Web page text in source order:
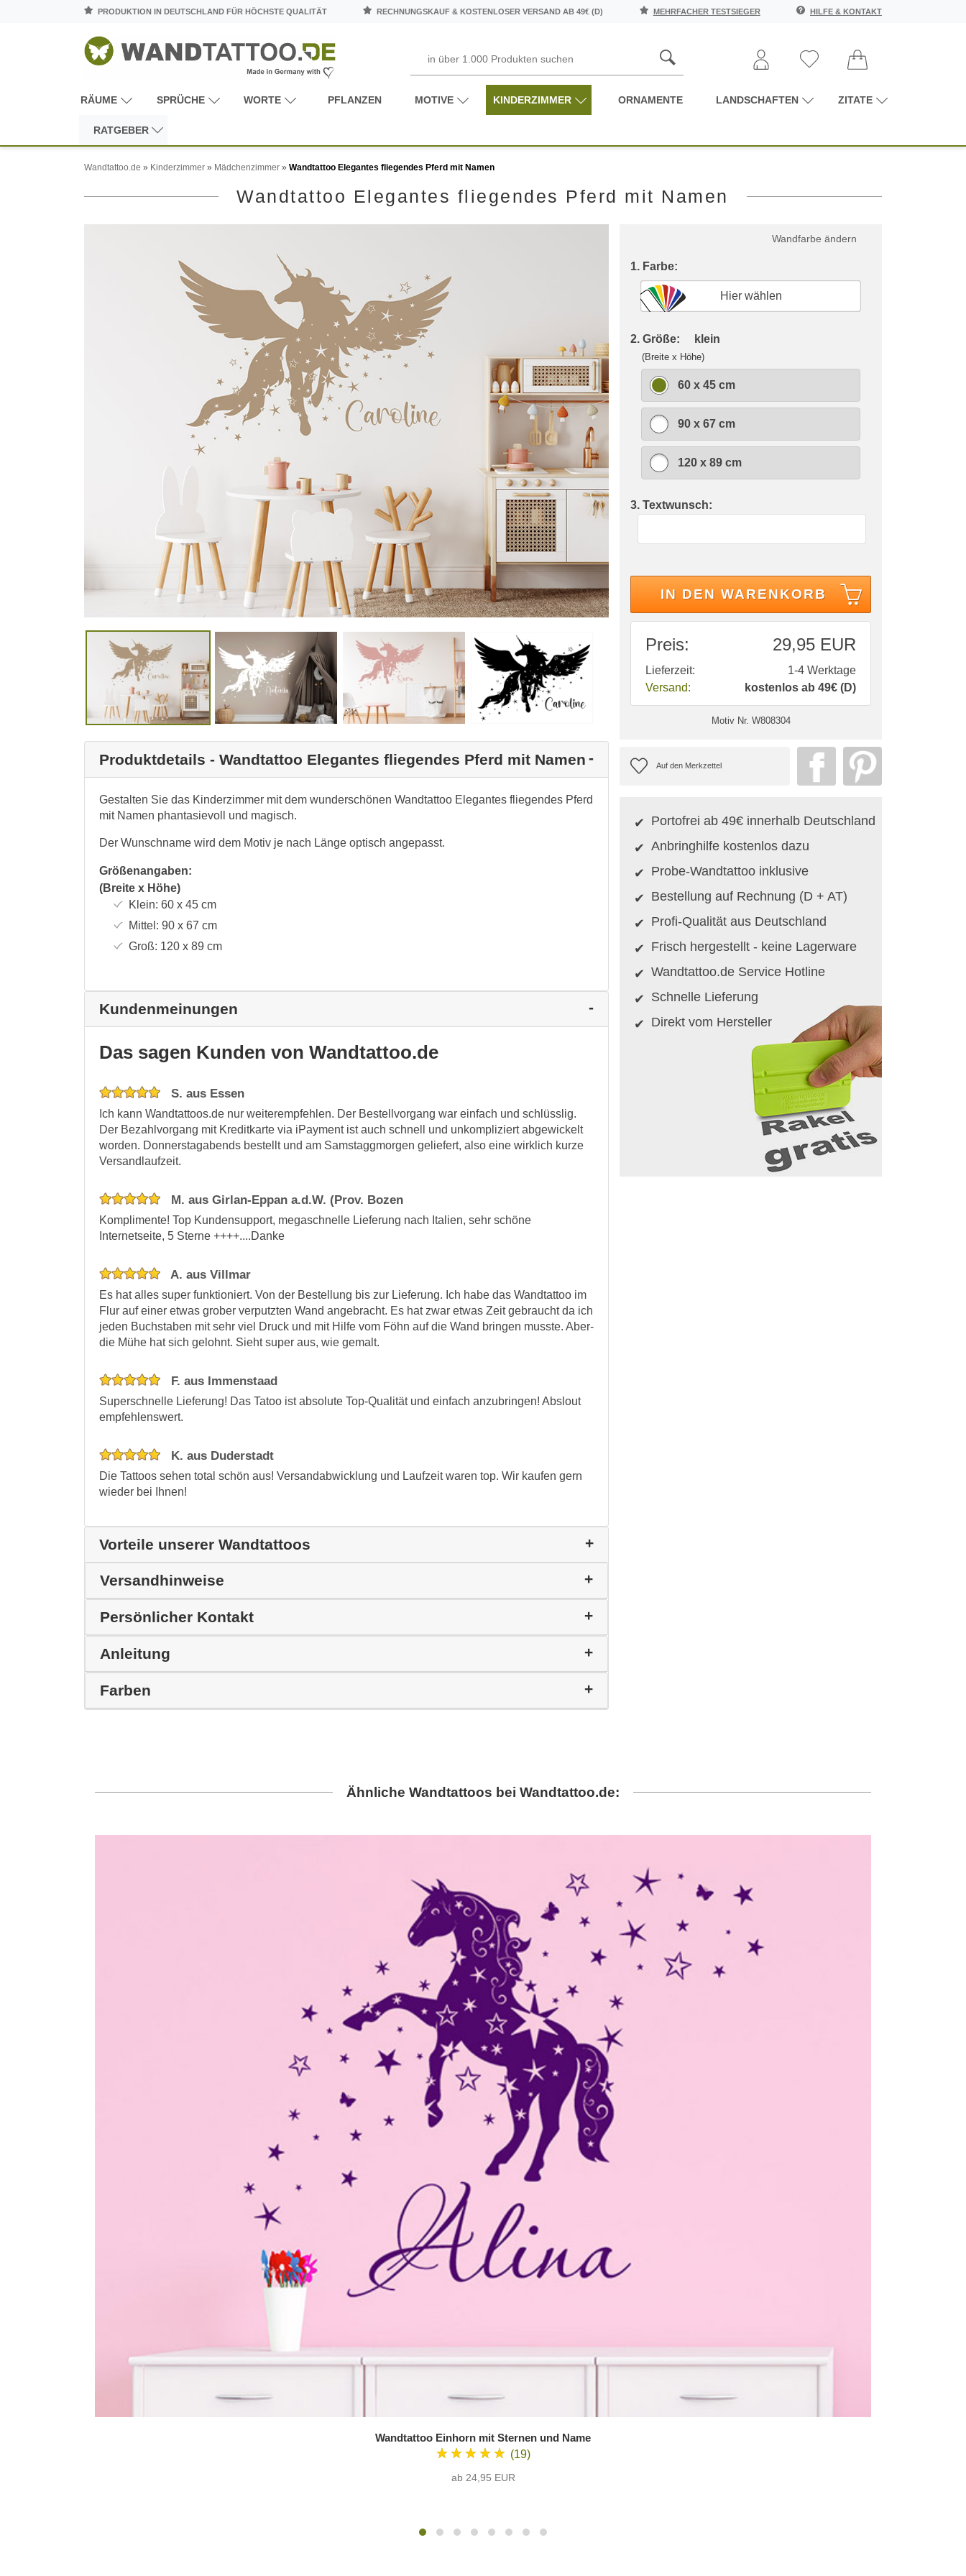
PRODUKTION IN DEUTSCHLAND FÜR HÖCHSTE QUALITÄT RECHNUNGSKAUF & KOSTENLOSER VERSAND AB 49€ (D) MEHRFACHER TESTSIEGER HILFE & KONTAKT
RÄUME SPRÜCHE WORTE PFLANZEN MOTIVE KINDERZIMMER ORNAMENTE LANDSCHAFTEN ZITATE
RATGEBER
Wandtattoo.de » Kinderzimmer » Mädchenzimmer » Wandtattoo Elegantes fliegendes Pferd mit Namen
Wandtattoo Elegantes fliegendes Pferd mit Namen
Produktdetails - Wandtattoo Elegantes fliegendes Pferd mit Namen
Gestalten Sie das Kinderzimmer mit dem wunderschönen Wandtattoo Elegantes fliegendes Pferd
mit Namen phantasievoll und magisch.
Der Wunschname wird dem Motiv je nach Länge optisch angepasst.
Größenangaben:
(Breite x Höhe)
Klein: 60 x 45cm
Mittel: 90 x 67 cm
Groß: 120 x 89 cm
Kundenmeinungen
Das sagen Kunden von Wandtattoo.de
S. aus Essen
Ich kann Wandtattoos.de nur weiterempfehlen. Der Bestellvorgang war einfach und schlüsslig.
Der Bezahlvorgang mit Kreditkarte via iPayment ist auch schnell und unkompliziert abgewickelt
worden. Donnerstagabends bestellt und am Samstaggmorgen geliefert, also eine wirklich kurze
Versandlaufzeit.
M. aus Girlan-Eppan a.d.W. (Prov. Bozen
Komplimente! Top Kundensupport, megaschnelle Lieferung nach Italien, sehr schöne
Internetseite, 5 Sterne ++++....Danke
A. aus Villmar
Es hat alles super funktioniert. Von der Bestellung bis zur Lieferung. Ich habe das Wandtattoo im
Flur auf einer etwas grober verputzten Wand angebracht. Es hat zwar etwas Zeit gebraucht da ich
jeden Buchstaben mit sehr viel Druck und mit Hilfe vom Föhn auf die Wand bringen musste. Aber-
die Mühe hat sich gelohnt. Sieht super aus, wie gemalt.
F. aus Immenstaad
Superschnelle Lieferung! Das Tatoo ist absolute Top-Qualität und einfach anzubringen! Abslout
empfehlenswert.
K. aus Duderstadt
Die Tattoos sehen total schön aus! Versandabwicklung und Laufzeit waren top. Wir kaufen gern
wieder bei Ihnen!
Vorteile unserer Wandtattoos
Versandhinweise
Persönlicher Kontakt
Anleitung
Farben
Wandfarbe ändern
1. Farbe:
Hier wählen
2. Größe: klein
(Breite x Höhe)
60 x 45 cm
90 x 67 cm
120 x 89 cm
3. Textwunsch:
IN DEN WARENKORB
Preis: 29,95 EUR
Lieferzeit:
1-4 Werktage
Versand:
kostenlos ab 49€ (D)
Motiv Nr. W808304
Portofrei ab 49€ innerhalb Deutschland
Anbringhilfe kostenlos dazu
Probe-Wandtattoo inklusive
Bestellung auf Rechnung (D + AT)
Profi-Qualität aus Deutschland
Frisch hergestellt - keine Lagerware
Wandtattoo.de Service Hotline
Schnelle Lieferung
Direkt vom Hersteller
Ähnliche Wandtattoos bei Wandtattoo.de:
Wandtattoo Einhorn mit Sternen und Name
★★★★★ (19)
ab 24,95 EUR